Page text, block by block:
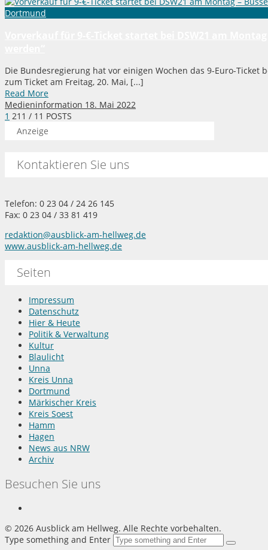
Dortmund
Die Bundesregierung hat vor einigen Wochen das 9-Euro-
zum Ticket am Freitag, 20. Mai, [...]
Read More
Medieninformation 18. Mai 2022
1 211 / 11 POSTS
Anzeige
Kontaktieren Sie uns
Telefon: 0 23 04 / 24 26 145
Fax: 0 23 04 / 33 81 419
redaktion@ausblick-am-hellweg.de
www.ausblick-am-hellweg.de
Seiten
Impressum
Datenschutz
Hier & Heute
Politik & Verwaltung
Kultur
Blaulicht
Unna
Kreis Unna
Dortmund
Märkischer Kreis
Kreis Soest
Hamm
Hagen
News aus NRW
Archiv
Besuchen Sie uns
© 2026 Ausblick am Hellweg. Alle Rechte vorbehalten.
Type something and Enter